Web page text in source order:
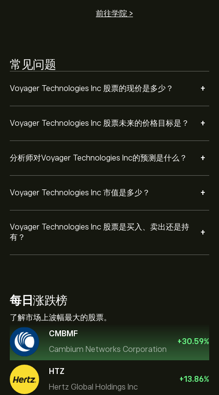
前往学院 >
常见问题
Voyager Technologies Inc 股票的现价是多少？ +
Voyager Technologies Inc 股票未来的价格目标是？ +
分析师对Voyager Technologies Inc的预测是什么？ +
Voyager Technologies Inc 市值是多少？ +
Voyager Technologies Inc 股票是买入、卖出还是持
有？
+
每日涨跌榜
了解市场上波幅最大的股票。
CMBMF
Cambium Networks Corporation
+30.59%
HTZ
Hertz Global Holdings Inc
+13.86%